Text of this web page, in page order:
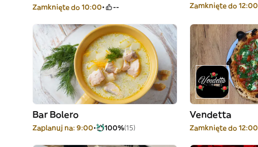
Zamknięte do 10:00 -- Zamknięte do 12:00
Bar Bolero
Zaplanuj na: 9:00 100%(15)
Vendetta
Zamknięte do 12:00